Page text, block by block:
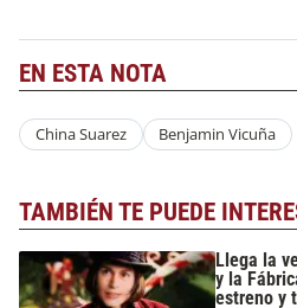
EN ESTA NOTA
China Suarez Benjamin Vicuña
TAMBIÉN TE PUEDE
Llega la
y la
estreno y